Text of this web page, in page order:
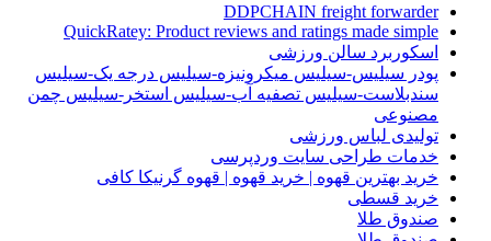
DDPCHAIN freight forwarder
QuickRatey: Product reviews and ratings made simple
اسکوربرد سالن ورزشی
پودر سیلیس-سیلیس میکرونیزه-سیلیس درجه یک-سیلیس
سندبلاست-سیلیس تصفیه آب-سیلیس استخر-سیلیس چمن
مصنوعی
تولیدی لباس ورزشی
خدمات طراحی سایت وردپرسی
خرید بهترین قهوه | خرید قهوه | قهوه گرنیکا کافی
خرید قسطی
صندوق طلا